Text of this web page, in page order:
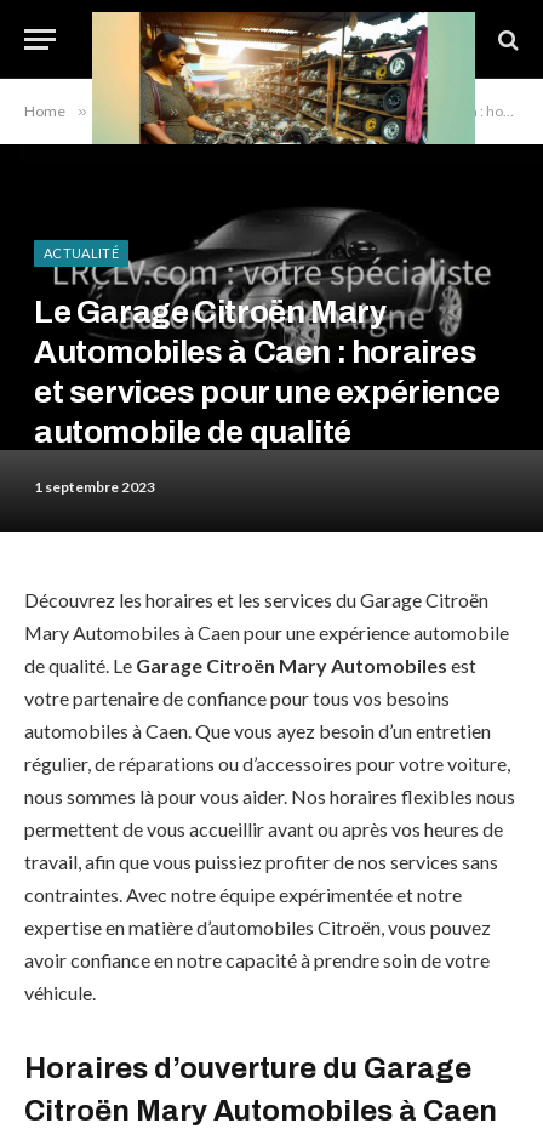
Home » Actualité » Le Garage Citroën Mary Automobiles à Caen : horaires et services pour une expérience automobile de qualité
ACTUALITÉ
Le Garage Citroën Mary
Automobiles à Caen : horaires
et services pour une expérience
automobile de qualité
1 septembre 2023
Découvrez les horaires et les services du Garage Citroën
Mary Automobiles à Caen pour une expérience automobile
de qualité. Le Garage Citroën Mary Automobiles est
votre partenaire de confiance pour tous vos besoins
automobiles à Caen. Que vous ayez besoin d’un entretien
régulier, de réparations ou d’accessoires pour votre voiture,
nous sommes là pour vous aider. Nos horaires flexibles nous
permettent de vous accueillir avant ou après vos heures de
travail, afin que vous puissiez profiter de nos services sans
contraintes. Avec notre équipe expérimentée et notre
expertise en matière d’automobiles Citroën, vous pouvez
avoir confiance en notre capacité à prendre soin de votre
véhicule.
Horaires d’ouverture du Garage
Citroën Mary Automobiles à Caen